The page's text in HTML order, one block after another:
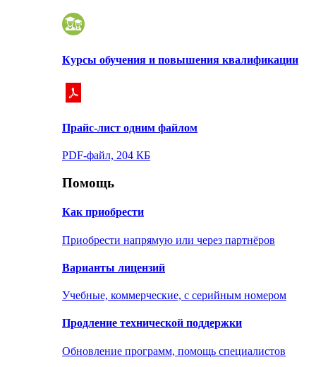
Курсы обучения и повышения квалификации
Прайс-лист одним файлом
PDF-файл, 204 КБ
Помощь
Как приобрести
Приобрести напрямую или через партнёров
Варианты лицензий
Учебные, коммерческие, с серийным номером
Продление технической поддержки
Обновление программ, помощь специалистов